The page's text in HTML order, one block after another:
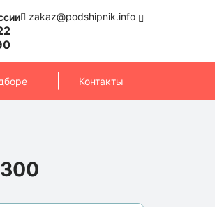
zakaz@podshipnik.info
Контакты